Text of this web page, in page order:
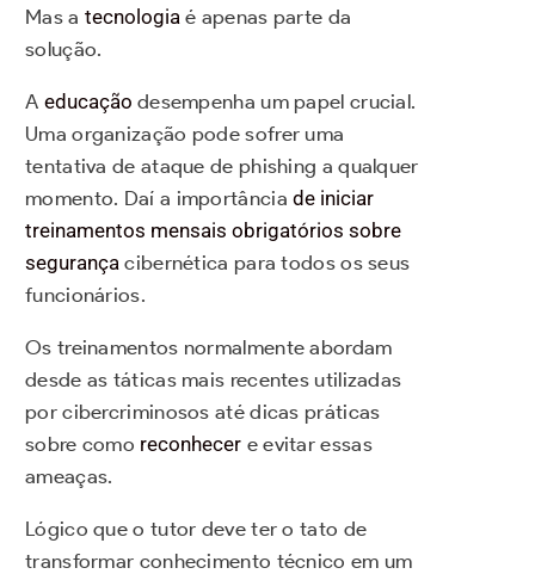
Mas a tecnologia é apenas parte da
solução.
A educação desempenha um papel crucial.
Uma organização pode sofrer uma
tentativa de ataque de phishing a qualquer
momento. Daí a importânciade iniciar
treinamentos mensais obrigatórios sobre
segurança cibernética para todos os seus
funcionários.
Os treinamentos normalmente abordam
desde as táticas mais recentes utilizadas
por cibercriminosos até dicas práticas
sobre como reconhecer e evitar essas
ameaças.
Lógico que o tutor deve ter o tato de
transformar conhecimento técnico em um